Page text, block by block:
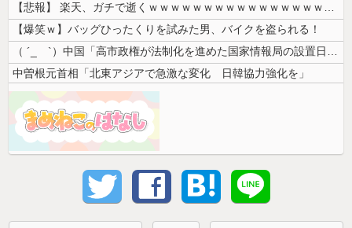
【悲報】 楽天、ガチで逝くｗｗｗｗｗｗｗｗｗｗｗｗｗｗｗｗｗｗｗｗ
【爆笑ｗ】バッグひったくりを試みた男、バイクを盗られる！
（ ´_ゝ`）中国「高市政権が法制化を進めた国家情報局の設置日が7月3...
中曽根元首相「北東アジアで急激な変化 日韓協力強化を」